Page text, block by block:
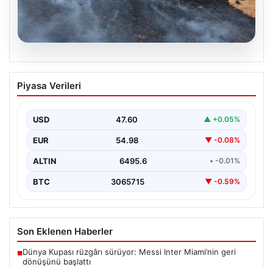
Tunceli’de otluk alandan ormana
sıçrayan yangın söndürüldü
Piyasa Verileri
USD 47.60 ▲ +0.05%
EUR 54.98 ▼ -0.08%
ALTIN 6495.6 • -0.01%
BTC 3065715 ▼ -0.59%
Son Eklenen Haberler
■Dünya Kupası rüzgârı sürüyor: Messi Inter Miami’nin geri
dönüşünü başlattı